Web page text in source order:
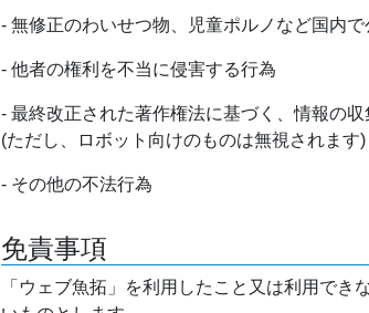
- 無修正のわいせつ物、児童ポルノなど国内
- 他者の権利を不当に侵害する行為
- 最終改正された著作権法に基づく、情報の
(ただし、ロボット向けのものは無視されます)
- その他の不法行為
免責事項
「ウェブ魚拓」を利用したこと又は利用で